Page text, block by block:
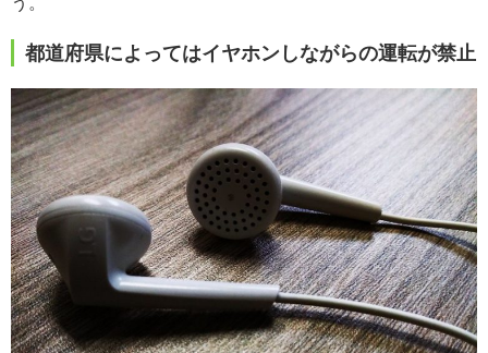
都道府県によってはイヤホンしながらの運転が禁止